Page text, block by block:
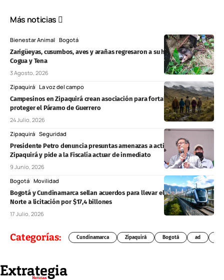
Más noticias
Bienestar Animal Bogotá
Zarigüeyas, cusumbos, aves y arañas regresaron a su hábitat natural en
Cogua y Tena
3 Agosto, 2026
Zipaquirá La voz del campo
Campesinos en Zipaquirá crean asociación para fortalecer el campo y
proteger el Páramo de Guerrero
24 Julio, 2026
Zipaquirá Seguridad
Presidente Petro denuncia presuntas amenazas a activistas en
Zipaquirá y pide a la Fiscalía actuar de inmediato
9 Junio, 2026
Bogotá Movilidad
Bogotá y Cundinamarca sellan acuerdos para llevar el Regiotram del
Norte a licitación por $17,4 billones
17 Julio, 2026
Categorías: Cundinamarca Zipaquirá Bogotá ad